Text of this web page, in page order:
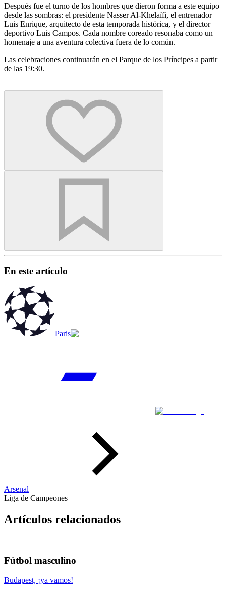
Después fue el turno de los hombres que dieron forma a este equipo
desde las sombras: el presidente Nasser Al-Khelaïfi, el entrenador
Luis Enrique, arquitecto de esta temporada histórica, y el director
deportivo Luis Campos. Cada nombre coreado resonaba como un
homenaje a una aventura colectiva fuera de lo común.
Las celebraciones continuarán en el Parque de los Príncipes a partir
de las 19:30.
En este artículo
Paris
Arsenal
Liga de Campeones
Artículos relacionados
Fútbol masculino
Budapest, ¡ya vamos!